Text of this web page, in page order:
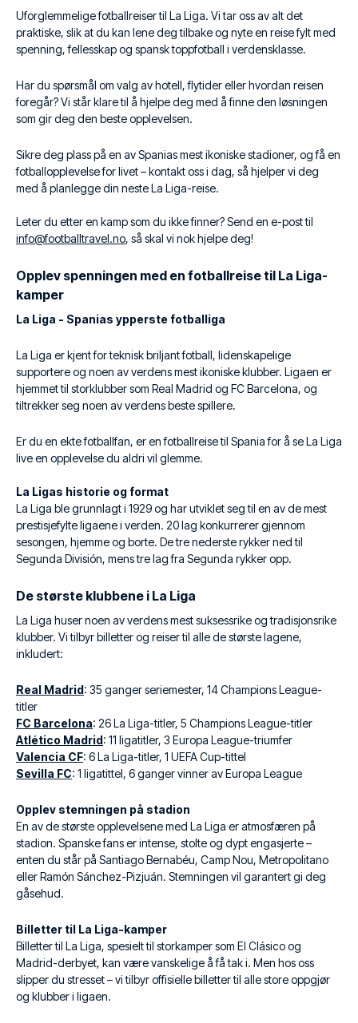
Uforglemmelige fotballreiser til La Liga. Vi tar oss av alt det
praktiske, slik at du kan lene deg tilbake og nyte en reise fylt med
spenning, fellesskap og spansk toppfotball i verdensklasse.
Har du spørsmål om valg av hotell, flytider eller hvordan reisen
foregår? Vi står klare til å hjelpe deg med å finne den løsningen
som gir deg den beste opplevelsen.
Sikre deg plass på en av Spanias mest ikoniske stadioner, og få en
fotballopplevelse for livet – kontakt oss i dag, så hjelper vi deg
med å planlegge din neste La Liga-reise.
Leter du etter en kamp som du ikke finner? Send en e-post til
info@footballtravel.no, så skal vi nok hjelpe deg!
Opplev spenningen med en fotballreise til La Liga-
kamper
La Liga - Spanias ypperste fotballiga
La Liga er kjent for teknisk briljant fotball, lidenskapelige
supportere og noen av verdens mest ikoniske klubber. Ligaen er
hjemmet til storklubber som Real Madrid og FC Barcelona, og
tiltrekker seg noen av verdens beste spillere.
Er du en ekte fotballfan, er en fotballreise til Spania for å se La Liga
live en opplevelse du aldri vil glemme.
La Ligas historie og format
La Liga ble grunnlagt i 1929 og har utviklet seg til en av de mest
prestisjefylte ligaene i verden. 20 lag konkurrerer gjennom
sesongen, hjemme og borte. De tre nederste rykker ned til
Segunda División, mens tre lag fra Segunda rykker opp.
De største klubbene i La Liga
La Liga huser noen av verdens mest suksessrike og tradisjonsrike
klubber. Vi tilbyr billetter og reiser til alle de største lagene,
inkludert:
Real Madrid: 35 ganger seriemester, 14 Champions League-
titler
FC Barcelona: 26 La Liga-titler, 5 Champions League-titler
Atlético Madrid: 11 ligatitler, 3 Europa League-triumfer
Valencia CF: 6 La Liga-titler, 1 UEFA Cup-tittel
Sevilla FC: 1 ligatittel, 6 ganger vinner av Europa League
Opplev stemningen på stadion
En av de største opplevelsene med La Liga er atmosfæren på
stadion. Spanske fans er intense, stolte og dypt engasjerte –
enten du står på Santiago Bernabéu, Camp Nou, Metropolitano
eller Ramón Sánchez-Pizjuán. Stemningen vil garantert gi deg
gåsehud.
Billetter til La Liga-kamper
Billetter til La Liga, spesielt til storkamper som El Clásico og
Madrid-derbyet, kan være vanskelige å få tak i. Men hos oss
slipper du stresset – vi tilbyr offisielle billetter til alle store oppgjør
og klubber i ligaen.